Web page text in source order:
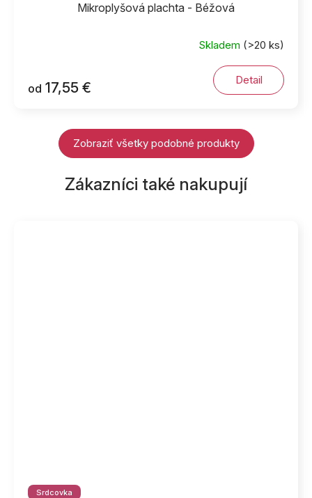
Mikroplyšová plachta - Béžová
Skladem (>20 ks)
od 17,55 € Detail
Zobraziť všetky podobné produkty
Zákazníci také nakupují
Srdcovka